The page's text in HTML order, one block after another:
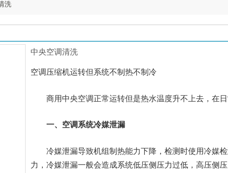
洗
中央空调清洗
空调压缩机运转但系统不制热不制冷
商用中央空调正常运转但是热水温度升不上去，在日
一、空调系统冷媒泄漏
冷媒泄漏导致机组制热能力下降，检测时使用冷媒
力，冷媒泄漏一般会造成系统低压侧压力过低，高压侧